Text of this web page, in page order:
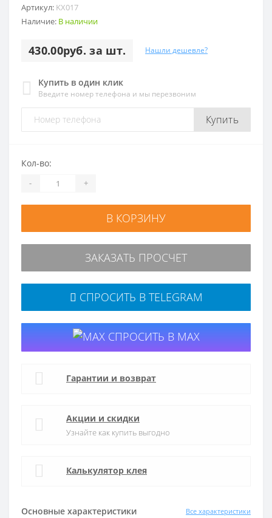
Артикул: KX017
Наличие: В наличии
430.00руб. за шт. Нашли дешевле?
Купить в один клик
Введите номер телефона и мы перезвоним
Купить
Основные характеристики Все характеристики
Кол-во:
- +
В КОРЗИНУ
ЗАКАЗАТЬ ПРОСЧЕТ
СПРОСИТЬ В TELEGRAM
СПРОСИТЬ В MAX
Гарантии и возврат
Акции и скидки
Узнайте как купить выгодно
Калькулятор клея